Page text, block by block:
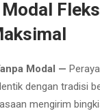
Modal —
dengan tradisi
mengirim